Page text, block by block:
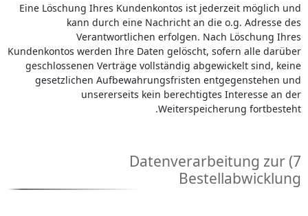
Eine Löschung Ihres Kundenkontos ist jederzeit möglich und
kann durch eine Nachricht an die o.g. Adresse des
Verantwortlichen erfolgen. Nach Löschung Ihres
Kundenkontos werden Ihre Daten gelöscht, sofern alle darüber
geschlossenen Verträge vollständig abgewickelt sind, keine
gesetzlichen Aufbewahrungsfristen entgegenstehen und
unsererseits kein berechtigtes Interesse an der
Weiterspeicherung fortbesteht.
7) Datenverarbeitung zur
Bestellabwicklung